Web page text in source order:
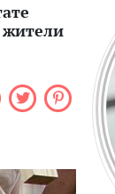
жители